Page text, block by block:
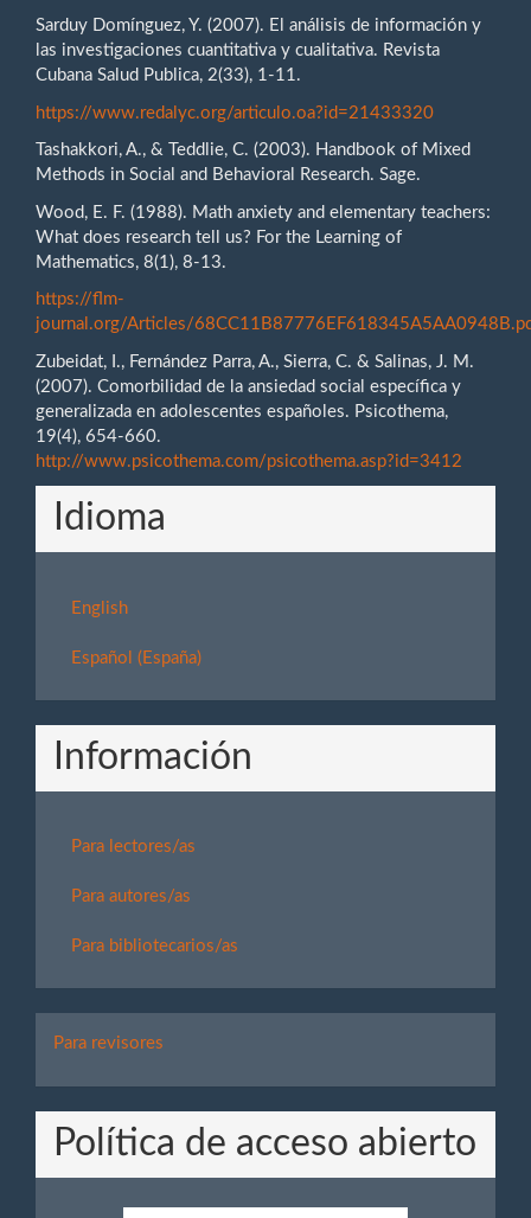
Sarduy Domínguez, Y. (2007). El análisis de información y
las investigaciones cuantitativa y cualitativa. Revista
Cubana Salud Publica, 2(33), 1-11.
https://www.redalyc.org/articulo.oa?id=21433320
Tashakkori, A., & Teddlie, C. (2003). Handbook of Mixed
Methods in Social and Behavioral Research. Sage.
Wood, E. F. (1988). Math anxiety and elementary teachers:
What does research tell us? For the Learning of
Mathematics, 8(1), 8-13.
https://flm-
journal.org/Articles/
Zubeidat, I., Fernández Parra, A., Sierra, C. & Salinas, J. M.
(2007). Comorbilidad de la ansiedad social específica y
generalizada en adolescentes españoles. Psicothema,
19(4), 654-660.
http://www.psicothema.com/psicothema.asp?id=3412
Idioma
English
Español (España)
Información
Para lectores/as
Para autores/as
Para bibliotecarios/as
Para
Revisores
Para revisores
Política de acceso abierto